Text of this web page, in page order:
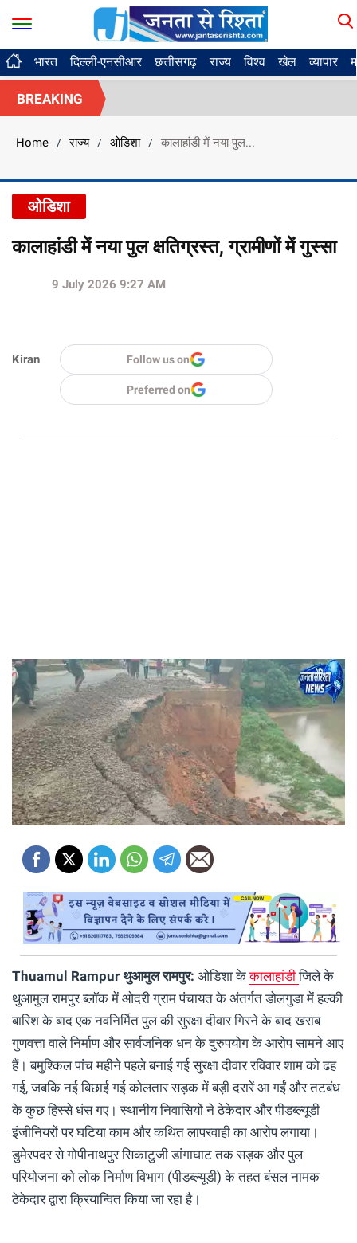
भारत दिल्ली-एनसीआर छत्तीसगढ़ राज्य विश्व खेल व्यापार
BREAKING
Home / राज्य / ओडिशा / कालाहांडी में नया पुल...
ओडिशा
कालाहांडी में नया पुल क्षतिग्रस्त, ग्रामीणों में गुस्सा
Kiran
9 July 2026 9:27 AM
Follow us on
Preferred on
Thuamul Rampur थुआमुल रामपुर: ओडिशा केकालाहांडीजिले के
थुआमुल रामपुर ब्लॉक में ओदरी ग्राम पंचायत के अंतर्गत डोलगुडा में हल्की
बारिश के बाद एक नवनिर्मित पुल की सुरक्षा दीवार गिरने के बाद खराब
गुणवत्ता वाले निर्माण और सार्वजनिक धन के दुरुपयोग के आरोप सामने आए
हैं। बमुश्किल पांच महीने पहले बनाई गई सुरक्षा दीवार रविवार शाम को ढह
गई, जबकि नई बिछाई गई कोलतार सड़क में बड़ी दरारें आ गईं और तटबंध
के कुछ हिस्से धंस गए। स्थानीय निवासियों ने ठेकेदार और पीडब्ल्यूडी
इंजीनियरों पर घटिया काम और कथित लापरवाही का आरोप लगाया।
डुमेरपदर से गोपीनाथपुर सिकाटुजी डांगाघाट तक सड़क और पुल
परियोजना को लोक निर्माण विभाग (पीडब्ल्यूडी) के तहत बंसल नामक
ठेकेदार द्वारा क्रियान्वित किया जा रहा है।